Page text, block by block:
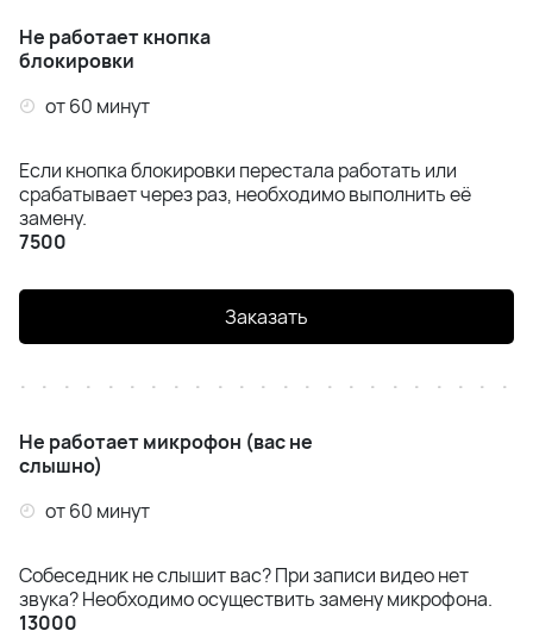
Не работает кнопка
блокировки
от 60 минут
Если кнопка блокировки перестала работать или
срабатывает через раз, необходимо выполнить её
замену.
7500
Заказать
Не работает микрофон (вас не
слышно)
от 60 минут
Собеседник не слышит вас? При записи видео нет
звука? Необходимо осуществить замену микрофона.
13000